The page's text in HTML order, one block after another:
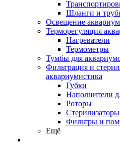
Шланги и
Освещение
Терморегуляция
Нагреватели
Термометры
Тумбы для
Фильтрация и
аквариумистика
Губки
Наполнители
Роторы
Стерилизаторы
Фильтры и
Ещё